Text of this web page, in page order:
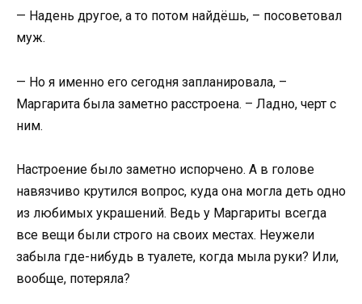
— Надень другое, а то потом найдёшь, – посоветовал
муж.
— Но я именно его сегодня запланировала, –
Маргарита была заметно расстроена. – Ладно, черт с
ним.
Настроение было заметно испорчено. А в голове
навязчиво крутился вопрос, куда она могла деть одно
из любимых украшений. Ведь у Маргариты всегда
все вещи были строго на своих местах. Неужели
забыла где-нибудь в туалете, когда мыла руки? Или,
вообще, потеряла?